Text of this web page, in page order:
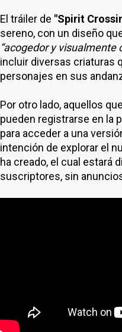
El tráiler de "Spirit
sereno, con un diseño
“acogedor y visualmente
incluir diversas criaturas
personajes en sus
Por otro lado, aquellos
pueden registrarse en la
para acceder a una
intención de explorar el
ha creado, el cual estará
suscriptores, sin